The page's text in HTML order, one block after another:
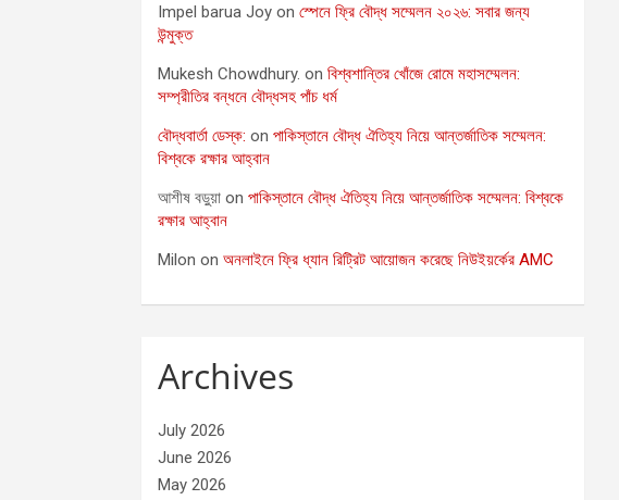
Impel barua Joy onস্পেনে ফ্রি বৌদ্ধ সম্মেলন ২০২৬: সবার জন্য
উন্মুক্ত
Mukesh Chowdhury. onবিশ্বশান্তির খোঁজে রোমে মহাসম্মেলন:
সম্প্রীতির বন্ধনে বৌদ্ধসহ পাঁচ ধর্ম
বৌদ্ধবার্তা ডেস্ক: onপাকিস্তানে বৌদ্ধ ঐতিহ্য নিয়ে আন্তর্জাতিক সম্মেলন:
বিশ্বকে রক্ষার আহ্বান
আশীষ বড়ুয়া onপাকিস্তানে বৌদ্ধ ঐতিহ্য নিয়ে আন্তর্জাতিক সম্মেলন: বিশ্বকে
রক্ষার আহ্বান
Milon onঅনলাইনে ফ্রি ধ্যান রিট্রিট আয়োজন করেছে নিউইয়র্কের AMC
Archives
July 2026
June 2026
May 2026